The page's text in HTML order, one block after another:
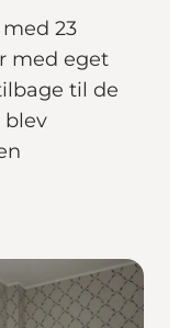
23
med eget
til de
blev